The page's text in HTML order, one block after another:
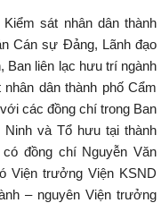
sát nhân dân thành
Cán sự Đảng, Lãnh đạo
Ban liên lạc hưu trí ngành
dân thành phố Cẩm
các đồng chí trong Ban
và Tổ hưu tại thành
đồng chí Nguyễn Văn
Viện trưởng Viện KSND
– nguyên Viện trưởng